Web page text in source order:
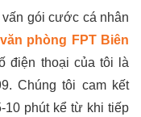
gói cước cá nhân
văn phòng FPT Biên
điện thoại của tôi là
Chúng tôi cam kết
10 phút kể từ khi tiếp